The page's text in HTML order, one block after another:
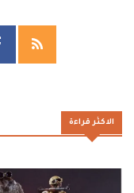
الاكثر قراءة